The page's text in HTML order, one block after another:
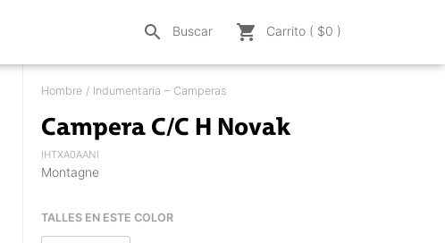
search Buscar shopping_cart Carrito ( $0 )
Hombre / Indumentaria – Camperas
Campera C/C H Novak
IHTXA0AANI
Montagne
TALLES EN ESTE COLOR